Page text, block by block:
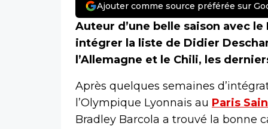
Ajouter comme source préférée sur
Auteur d’une belle saison avec
intégrer la liste de Didier
l’Allemagne et le Chili, les
Après quelques semaines
l’Olympique Lyonnais au Paris
Bradley Barcola a trouvé la bonne